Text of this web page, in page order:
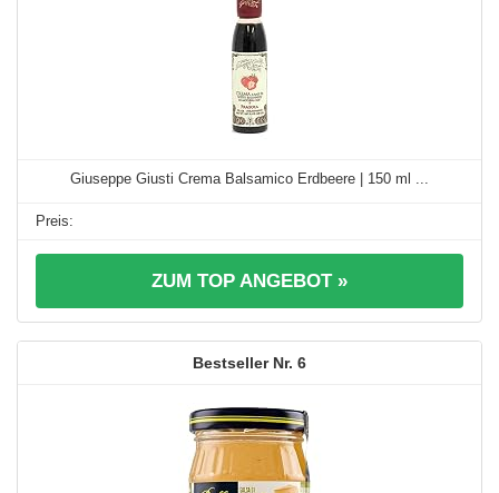
Giuseppe Giusti Crema Balsamico Erdbeere | 150 ml ...
ZUM TOP ANGEBOT »
6